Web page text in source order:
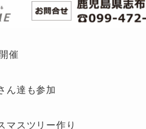
催
ん達も参加
マスツリー作り